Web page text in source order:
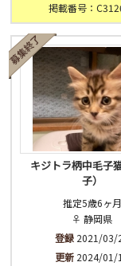
掲載番号：
キジトラ柄中毛子
子）
推定5歳6ヶ月
♀ 静岡県
登録 2021/03/
更新 2024/01/